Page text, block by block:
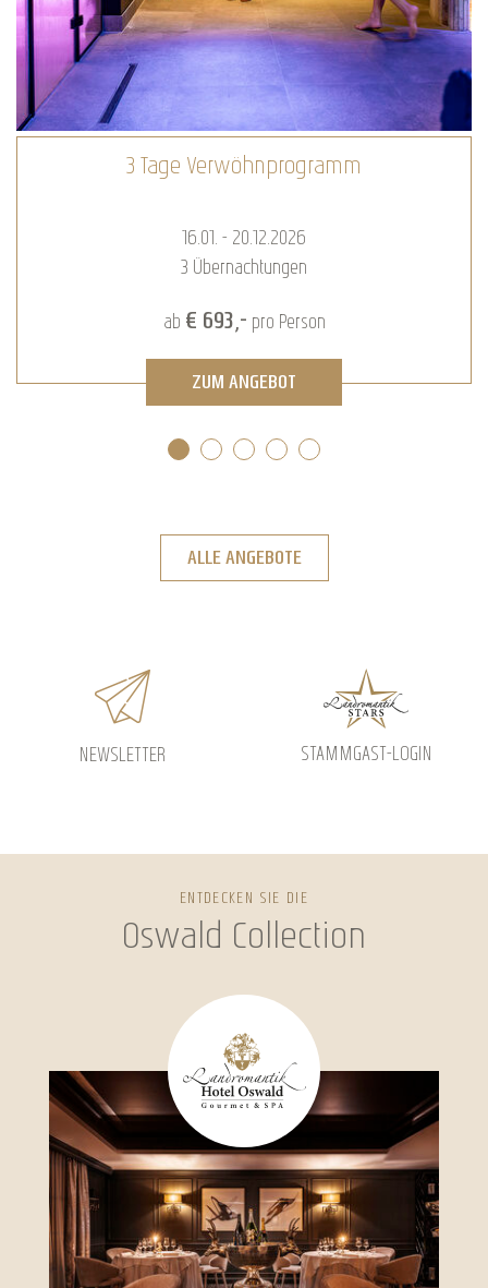
3 Tage Verwöhnprogramm
16.01. - 20.12.2026
3 Übernachtungen
ab € 693,- pro Person
ZUM ANGEBOT
ALLE ANGEBOTE
NEWSLETTER STAMMGAST-LOGIN
ENTDECKEN SIE DIE
Oswald Collection